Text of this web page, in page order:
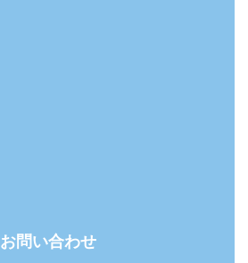
お問い合わせ